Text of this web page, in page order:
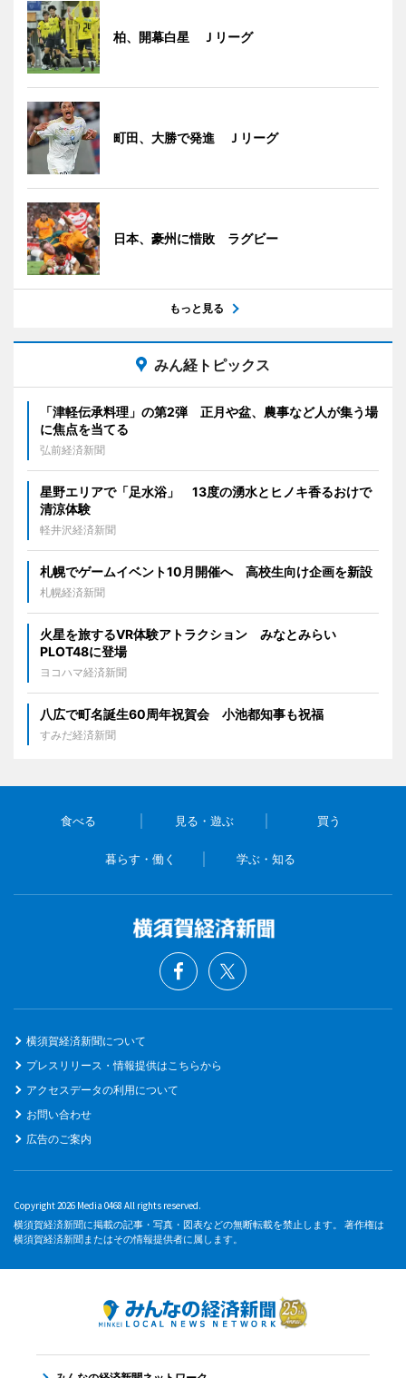
柏、開幕白星 Ｊリーグ
町田、大勝で発進 Ｊリーグ
日本、豪州に惜敗 ラグビー
もっと見る
みん経トピックス
「津軽伝承料理」の第2弾 正月や盆、農事など人が集う場
に焦点を当てる
弘前経済新聞
星野エリアで「足水浴」 13度の湧水とヒノキ香るおけで
清涼体験
軽井沢経済新聞
札幌でゲームイベント10月開催へ 高校生向け企画を新設
札幌経済新聞
火星を旅するVR体験アトラクション みなとみらい
PLOT48に登場
ヨコハマ経済新聞
八広で町名誕生60周年祝賀会 小池都知事も祝福
すみだ経済新聞
食べる 見る・遊ぶ 買う
暮らす・働く 学ぶ・知る
横須賀経済新聞について
プレスリリース・情報提供はこちらから
アクセスデータの利用について
お問い合わせ
広告のご案内
Copyright 2026 Media 0468 All rights reserved.
横須賀経済新聞に掲載の記事・写真・図表などの無断転載を禁止します。 著作権は
横須賀経済新聞またはその情報提供者に属します。